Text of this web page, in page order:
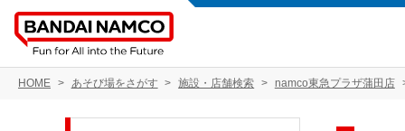
HOME あそび場をさがす 施設・店舗検索 namco東急プラザ蒲田店